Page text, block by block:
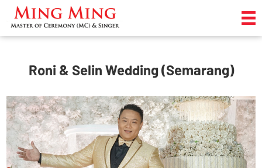
Roni & Selin Wedding (Semarang)